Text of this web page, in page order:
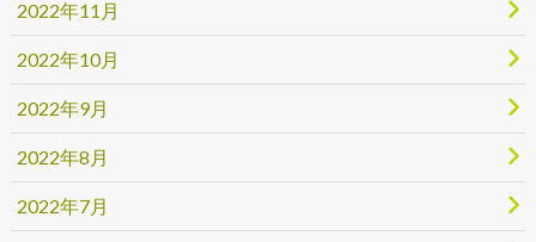
2022年11月
2022年10月
2022年9月
2022年8月
2022年7月